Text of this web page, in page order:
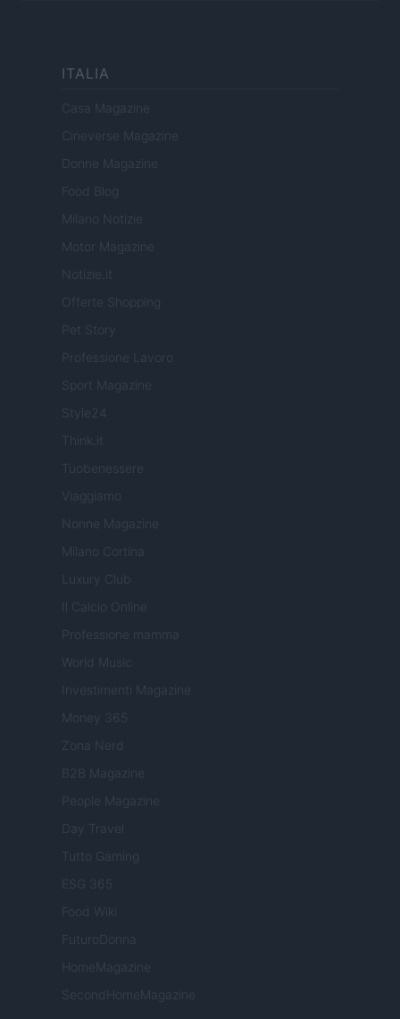
ITALIA
Casa Magazine
Cineverse Magazine
Donne Magazine
Food Blog
Milano Notizie
Motor Magazine
Notizie.it
Offerte Shopping
Pet Story
Professione Lavoro
Sport Magazine
Style24
Tuobenessere
Viaggiamo
Nonne Magazine
Milano Cortina
Luxury Club
Il Calcio Online
Professione mamma
World Music
Investimenti Magazine
Money 365
Zona Nerd
B2B Magazine
People Magazine
Day Travel
Tutto Gaming
ESG 365
Food Wiki
FuturoDonna
HomeMagazine
SecondHomeMagazine